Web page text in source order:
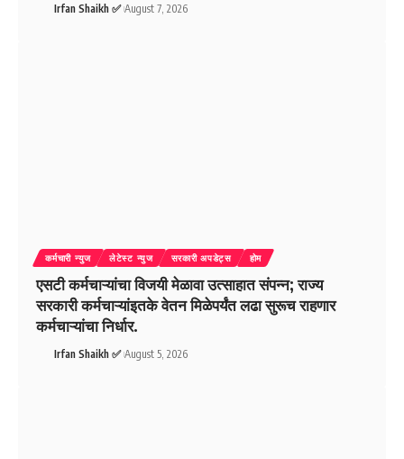
Irfan Shaikh ✅ August 7, 2026
कर्मचारी न्युज लेटेस्ट न्युज सरकारी अपडेट्स होम
एसटी कर्मचाऱ्यांचा विजयी मेळावा उत्साहात संपन्न; राज्य
सरकारी कर्मचाऱ्यांइतके वेतन मिळेपर्यंत लढा सुरूच राहणार
कर्मचाऱ्यांचा निर्धार.
Irfan Shaikh ✅ August 5, 2026